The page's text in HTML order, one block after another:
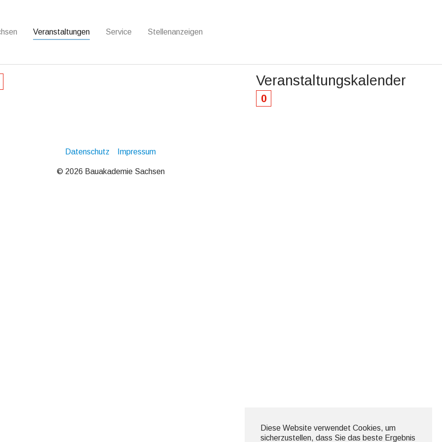
Diese Website verwendet Cookies, um
sicherzustellen, dass Sie das beste Ergebnis
Veranstaltungen Service Stellenanzeigen
Veranstaltungskalender
0
Datenschutz Impressum
© 2026 Bauakademie Sachsen